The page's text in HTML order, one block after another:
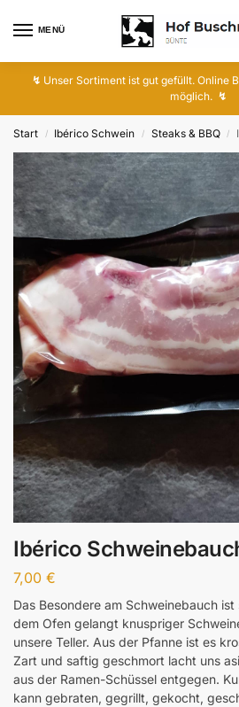
MENÜ
↯ Unser Sortiment ist gut gefüllt. Online
möglich. ↯
Start / Ibérico Schwein / Steaks & BBQ /
Ibérico
7,00 €
Das Besondere am Schweinebauch
dem Ofen gelangt knuspriger
unsere Teller. Aus der Pfanne ist es
Zart und saftig geschmort lacht uns
aus der Ramen-Schüssel entgegen.
kann gebraten, gegrillt, gekocht,